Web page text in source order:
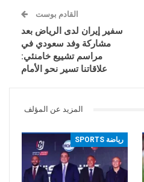
القادم بوست
سفير إيران لدى الرياض بعد
مشاركة وفد سعودي في
مراسم تشييع خامنئي:
علاقاتنا تسير نحو الأمام
المزيد عن المؤلف
رياضة SPORTS